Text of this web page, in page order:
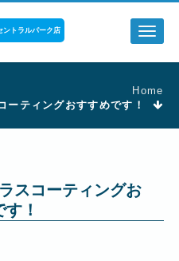
Toggle
ントラルパーク店
Home
ーティングおすすめです！
スコーティングお
！